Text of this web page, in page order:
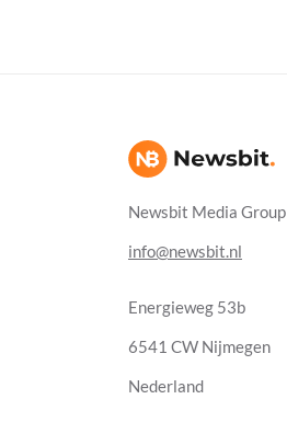
Newsbit Media Group
info@newsbit.nl
Energieweg 53b
6541 CW Nijmegen
Nederland